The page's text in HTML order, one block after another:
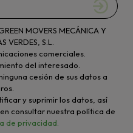
MOVERS MECÁNICA Y
VERDES, S.L.
comerciales.
del interesado.
cesión de sus datos a
y suprimir los datos, así
consultar nuestra política de
de privacidad.